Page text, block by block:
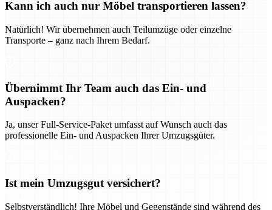
Kann ich auch nur Möbel transportieren lassen?
Natürlich! Wir übernehmen auch Teilumzüge oder einzelne
Transporte – ganz nach Ihrem Bedarf.
Übernimmt Ihr Team auch das Ein- und
Auspacken?
Ja, unser Full-Service-Paket umfasst auf Wunsch auch das
professionelle Ein- und Auspacken Ihrer Umzugsgüter.
Ist mein Umzugsgut versichert?
Selbstverständlich! Ihre Möbel und Gegenstände sind während des